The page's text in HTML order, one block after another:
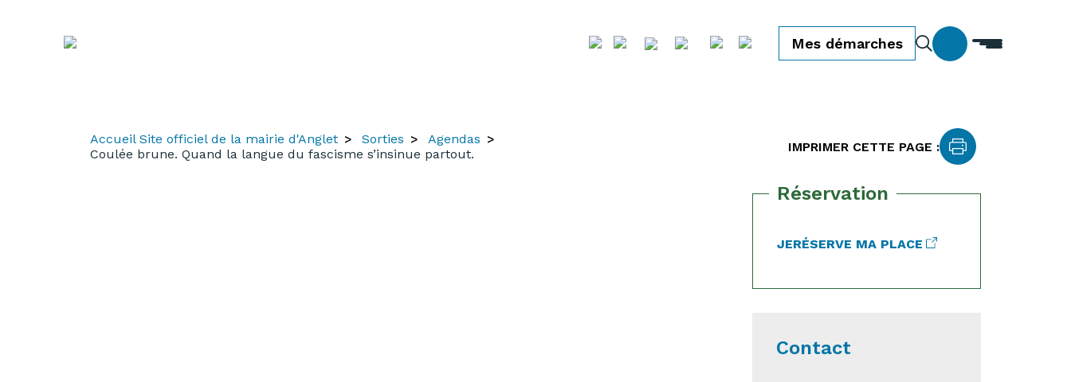
Mes démarches
Accueil Site officiel de la mairie d'Anglet Sorties
Agendas
Coulée brune. Quand la langue du fascisme s’insinue partout.
IMPRIMER CETTE PAGE :
Réservation
JERÉSERVE MA PLACE
Contact